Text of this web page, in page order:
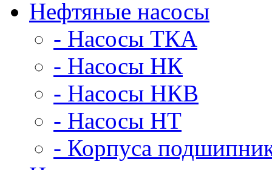
Нефтяные насосы
- Насосы ТКА
- Насосы НК
- Насосы НКВ
- Насосы НТ
- Корпуса